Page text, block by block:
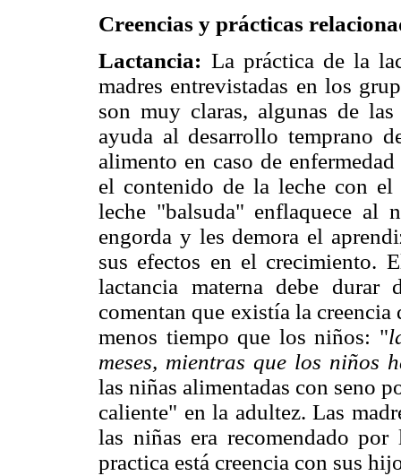
Creencias y prácticas
Lactancia: La práctica de la
madres entrevistadas en los
son muy claras, algunas de
ayuda al desarrollo temprano
alimento en caso de
el contenido de la leche con
leche "balsuda" enflaquece al
engorda y les demora el
sus efectos en el crecimiento.
lactancia materna debe durar
comentan que existía la
menos tiempo que los niños: "
meses, mientras que los niños
las niñas alimentadas con seno
caliente" en la adultez. Las
las niñas era recomendado
practica está creencia con sus